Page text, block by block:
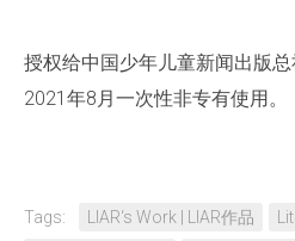
授权给中国少年儿童新闻出版总
2021年8月一次性非专有使用。
Tags: LIAR‘s Work | LIAR作品